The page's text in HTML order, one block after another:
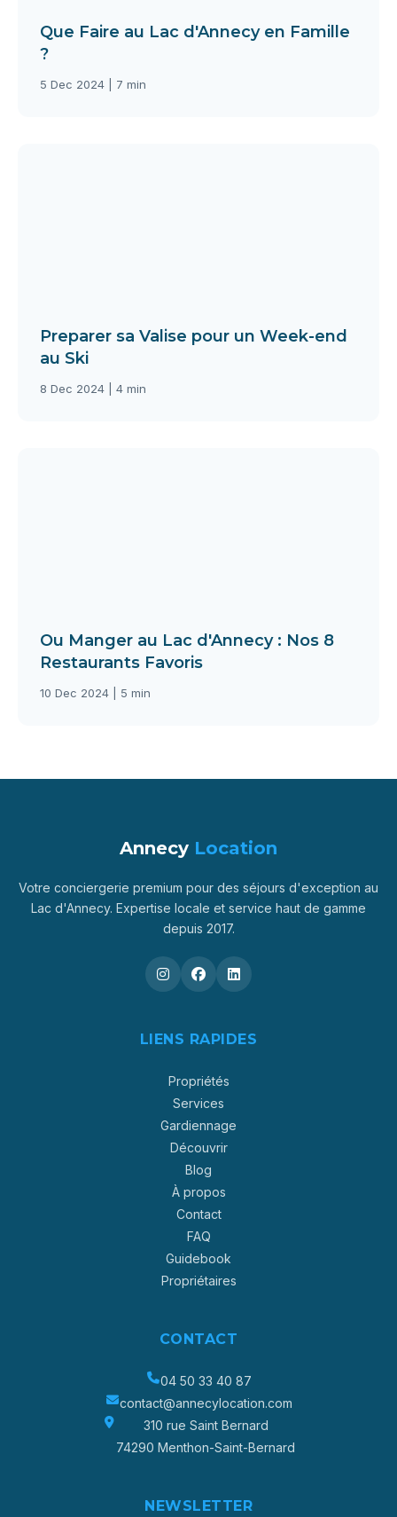
Que Faire au Lac d'Annecy en Famille
?
5 Dec 2024 | 7 min
Preparer sa Valise pour un Week-end
au Ski
8 Dec 2024 | 4 min
Ou Manger au Lac d'Annecy : Nos 8
Restaurants Favoris
10 Dec 2024 | 5 min
Annecy Location
Votre conciergerie premium pour des séjours d'exception au
Lac d'Annecy. Expertise locale et service haut de gamme
depuis 2017.
LIENS RAPIDES
Propriétés
Services
Gardiennage
Découvrir
Blog
À propos
Contact
FAQ
Guidebook
Propriétaires
CONTACT
04 50 33 40 87
contact@annecylocation.com
310 rue Saint Bernard
74290 Menthon-Saint-Bernard
NEWSLETTER